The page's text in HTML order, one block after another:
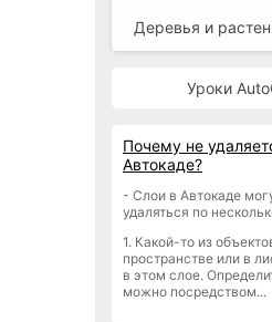
Деревья и
Уроки
Почему не
Автокаде?
- Слои в Автокаде
удаляться по
1. Какой-то из
пространстве или в
в этом слое.
можно посредством...